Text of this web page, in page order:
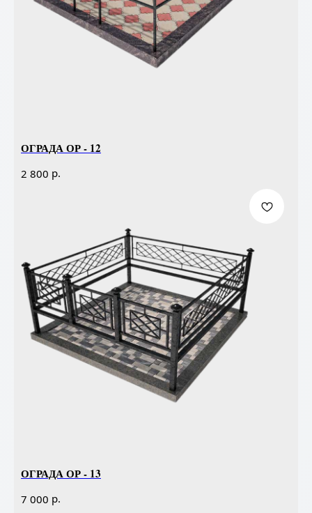
ОГРАДА ОР - 12
2 800 р.
ОГРАДА ОР - 13
7 000 р.